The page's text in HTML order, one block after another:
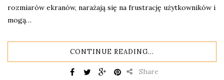
rozmiarów ekranów, narażają się na frustrację użytkowników i
mogą…
CONTINUE READING...
Share